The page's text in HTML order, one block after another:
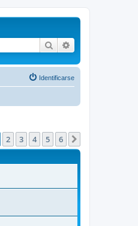
Buscar
Identificarse
2 3 4 5 6